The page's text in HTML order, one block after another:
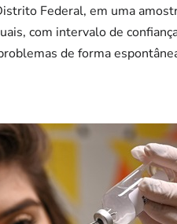
Federal, em uma
com intervalo de
de forma